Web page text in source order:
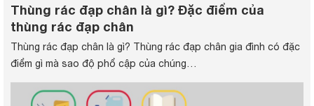
Thùng rác đạp chân là gì? Đặc điểm của
thùng rác đạp chân
Thùng rác đạp chân là gì? Thùng rác đạp chân gia đình có đặc
điểm gì mà sao độ phổ cập của chúng…